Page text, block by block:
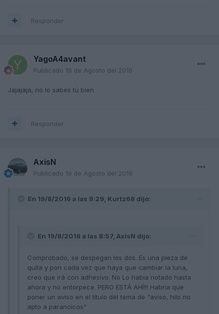
Responder
YagoA4avant
Publicado 19 de Agosto del 2016
Jajajaja, no lo sabes tú bien
Responder
AxisN
Publicado 19 de Agosto del 2016
En 19/8/2016 a las 9:29, Kurtz68 dijo:
En 19/8/2016 a las 8:57, AxisN dijo:
Comprobado, se despegan los dos. Es una pieza de
quita y pon cada vez que haya que cambiar la luna,
creo que irá con adhesivo. No Lo habia notado hasta
ahora y no entorpece. PERO ESTÁ AHÍ!!! Habria que
poner un aviso en el título del tema de "aviso, hilo no
apto a paranoicos"